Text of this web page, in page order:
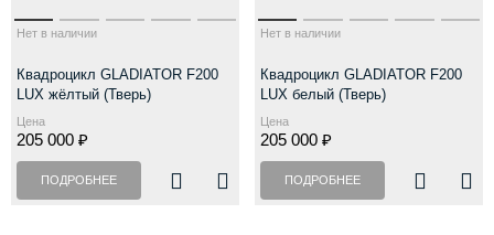
Нет в наличии
Квадроцикл GLADIATOR F200
LUX жёлтый (Тверь)
Цена
205 000 ₽
ПОДРОБНЕЕ
Нет в наличии
Квадроцикл GLADIATOR F200
LUX белый (Тверь)
Цена
205 000 ₽
ПОДРОБНЕЕ